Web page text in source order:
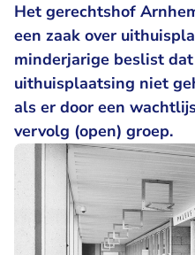
Het gerechtshof
een zaak over
minderjarige beslist
uithuisplaatsing niet
als er door een
vervolg (open) groep.